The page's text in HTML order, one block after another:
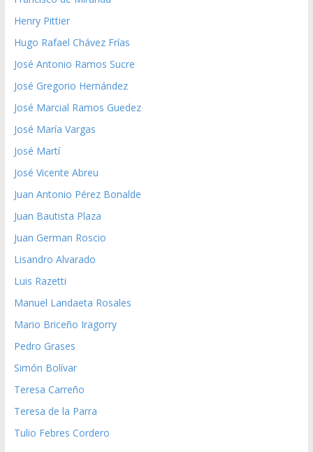
Henry Pittier
Hugo Rafael Chávez Frías
José Antonio Ramos Sucre
José Gregorio Hernández
José Marcial Ramos Guedez
José María Vargas
José Martí
José Vicente Abreu
Juan Antonio Pérez Bonalde
Juan Bautista Plaza
Juan German Roscio
Lisandro Alvarado
Luis Razetti
Manuel Landaeta Rosales
Mario Briceño Iragorry
Pedro Grases
Simón Bolívar
Teresa Carreño
Teresa de la Parra
Tulio Febres Cordero